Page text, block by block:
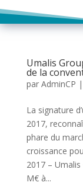
Umalis
de la
par AdminCP |
La signature
2017,
phare du
croissance
2017 –
M€ à...